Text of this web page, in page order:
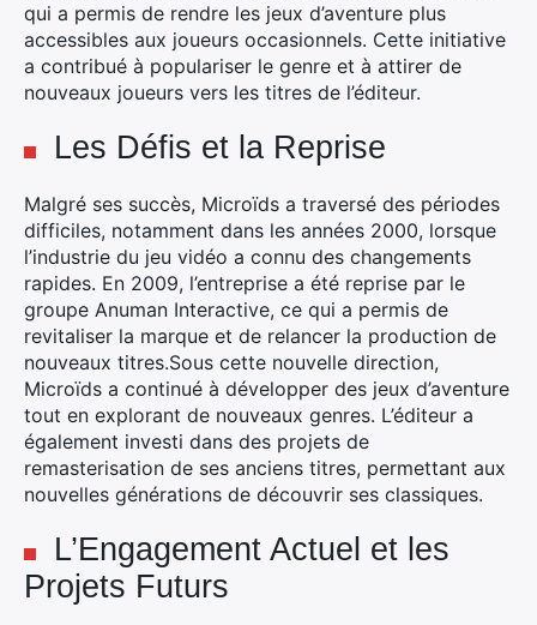
qui a permis de rendre les jeux d’aventure plus
accessibles aux joueurs occasionnels. Cette initiative
a contribué à populariser le genre et à attirer de
nouveaux joueurs vers les titres de l’éditeur.
Les Défis et la Reprise
Malgré ses succès, Microïds a traversé des périodes
difficiles, notamment dans les années 2000, lorsque
l’industrie du jeu vidéo a connu des changements
rapides. En 2009, l’entreprise a été reprise par le
groupe Anuman Interactive, ce qui a permis de
revitaliser la marque et de relancer la production de
nouveaux titres.Sous cette nouvelle direction,
Microïds a continué à développer des jeux d’aventure
tout en explorant de nouveaux genres. L’éditeur a
également investi dans des projets de
remasterisation de ses anciens titres, permettant aux
nouvelles générations de découvrir ses classiques.
L’Engagement Actuel et les
Projets Futurs